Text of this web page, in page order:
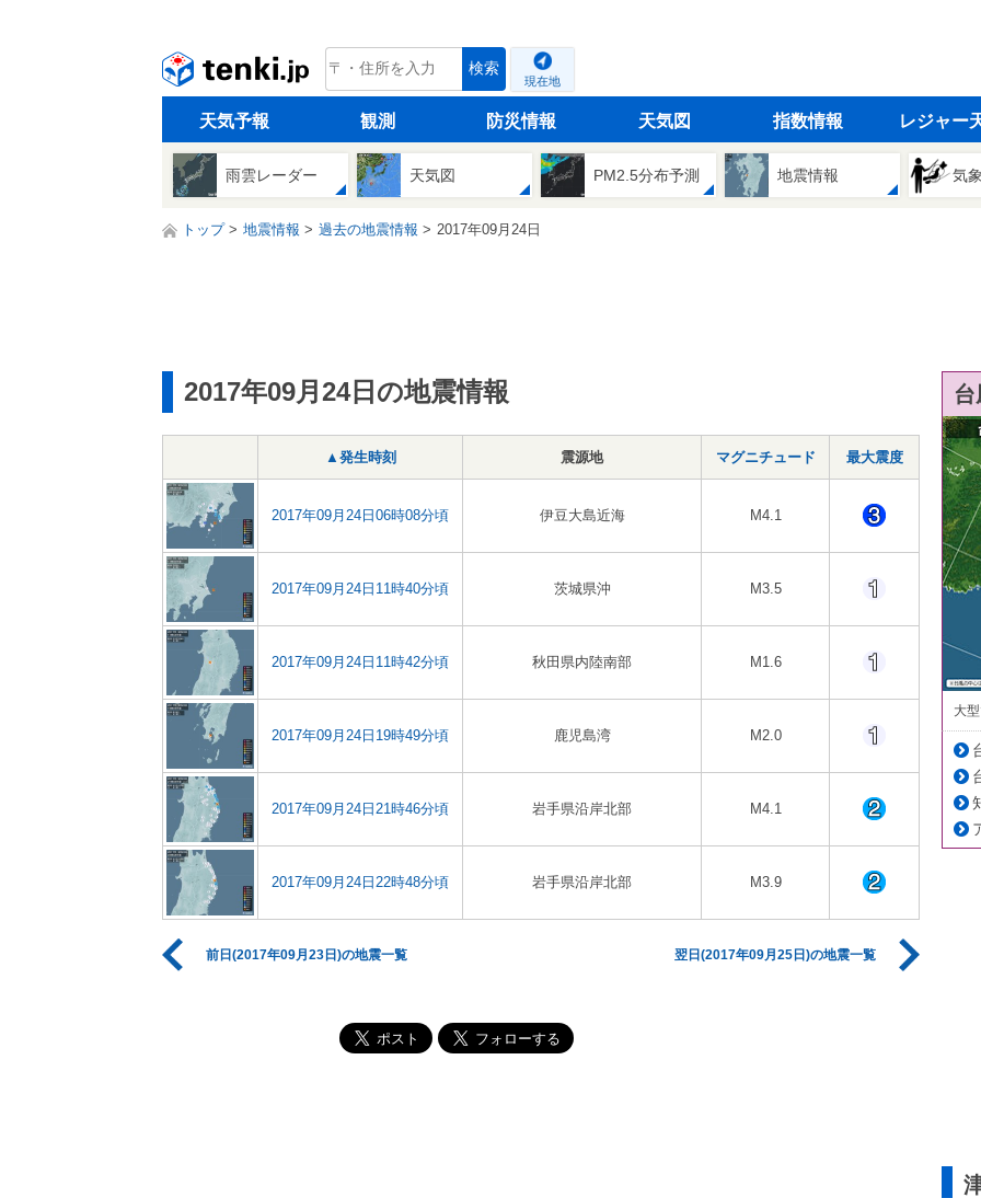
tenki.jp 検索
現在地
天気予報 観測 防災情報 天気図 指数情報 レジャー
雨雲レーダー 天気図 PM2.5分布予測 地震情報 気
トップ 地震情報 過去の地震情報 2017年09月24日
2017年09月24日の地震情報
▲発生時刻 震源地 マグニチュード 最大震度
2017年09月24日06時08分頃 伊豆大島近海 M4.1
2017年09月24日11時40分頃 茨城県沖 M3.5
2017年09月24日11時42分頃 秋田県内陸南部 M1.6
2017年09月24日19時49分頃 鹿児島湾 M2.0
2017年09月24日21時46分頃 岩手県沿岸北部 M4.1
2017年09月24日22時48分頃 岩手県沿岸北部 M3.9
前日(2017年09月23日)の地震一覧 翌日(2017年09月25日)の地震一覧
大